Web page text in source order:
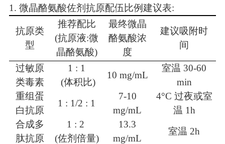
1. 微晶酪氨酸佐剂抗原配伍比例建议表:
抗原类
型
推荐配比
(抗原液:微
晶酪氨酸)
最终微晶
酪氨酸浓
度
建议吸附时
间
过敏原
类毒素
1 : 1
(体积比)
10 mg/mL
室温 30-60
min
重组蛋
白抗原
1 : 1/2 : 1
7-10
mg/mL
4°C 过夜或室
温 1h
合成多
肽抗原
1 : 2
(佐剂倍量)
13.3
mg/mL
室温 2h